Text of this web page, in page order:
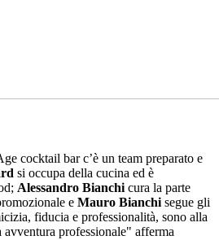
cocktail bar c’è un team preparato e
si occupa della cucina ed è
Alessandro Bianchi cura la parte
e Mauro Bianchi segue gli
fiducia e professionalità, sono alla
avventura professionale" afferma